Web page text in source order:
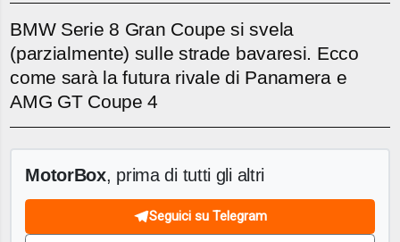
BMW Serie 8 Gran Coupe si svela
(parzialmente) sulle strade bavaresi. Ecco
come sarà la futura rivale di Panamera e
AMG GT Coupe 4
MotorBox, prima di tutti gli altri
Seguici su Telegram